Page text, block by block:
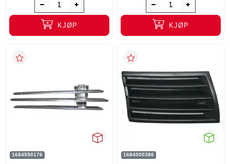
KJØP KJØP
1684550176 1684500386